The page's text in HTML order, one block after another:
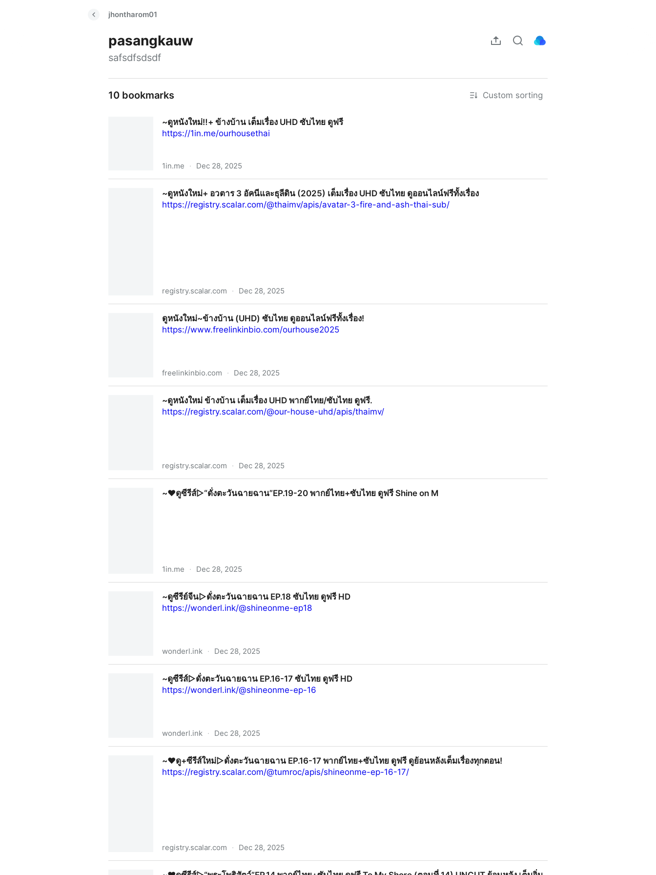
jhontharom01
pasangkauw
safsdfsdsdf
10 bookmarks Custom sorting
~ดูหนังใหม่‼️+ ข้างบ้าน เต็มเรื่อง UHD ซับไทย ดูฟรี
https://1in.me/ourhousethai
1in.me · Dec 28, 2025
~ดูหนังใหม่+ อวตาร 3 อัคนีและธุลีดิน (2025) เต็มเรื่อง UHD ซับไทย ดูออนไลน์ฟรีทั้งเรื่อง
https://registry.scalar.com/@thaimv/apis/avatar-3-fire-and-ash-thai-sub/
registry.scalar.com · Dec 28, 2025
~ดูหนังใหม่+ อวตาร 3 อัคนีและธุลีดิน (2025) เต็มเรื่อง UHD ซับไทย ดูออนไลน์ฟรีทั้งเรื่อง
ดูหนังใหม่~ข้างบ้าน (UHD) ซับไทย ดูออนไลน์ฟรีทั้งเรื่อง!
https://www.freelinkinbio.com/ourhouse2025
freelinkinbio.com · Dec 28, 2025
~ดูหนังใหม่ ข้างบ้าน เต็มเรื่อง UHD พากย์ไทย/ซับไทย ดูฟรี.
https://registry.scalar.com/@our-house-uhd/apis/thaimv/
registry.scalar.com · Dec 28, 2025
~❤️ดูซีรีส์▷“ดั่งตะวันฉายฉาน”EP.19-20 พากย์ไทย+ซับไทย ดูฟรี Shine on M
1in.me · Dec 28, 2025
~ดูซีรีย์จีน▷ดั่งตะวันฉายฉาน EP.18 ซับไทย ดูฟรี HD
https://wonderl.ink/@shineonme-ep18
wonderl.ink · Dec 28, 2025
~ดูซีรีส์▷ดั่งตะวันฉายฉาน EP.16-17 ซับไทย ดูฟรี HD
https://wonderl.ink/@shineonme-ep-16
wonderl.ink · Dec 28, 2025
~❤️ดู+ซีรีส์ใหม่▷ดั่งตะวันฉายฉาน EP.16-17 พากย์ไทย+ซับไทย ดูฟรี ดูย้อนหลังเต็มเรื่องทุกตอน!
https://registry.scalar.com/@tumroc/apis/shineonme-ep-16-17/
registry.scalar.com · Dec 28, 2025